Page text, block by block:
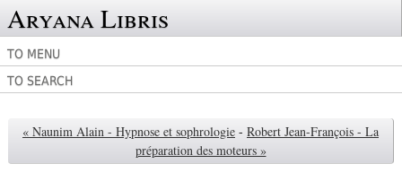
Aryana Libris
TO MENU
TO SEARCH
« Naunim Alain - Hypnose et sophrologie - Robert Jean-François - La
préparation des moteurs »